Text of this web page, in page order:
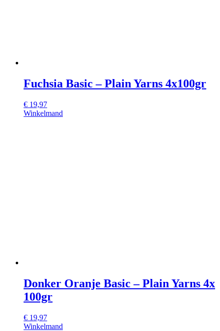
Fuchsia Basic – Plain Yarns 4x100gr
€ 19,97
Winkelmand
Donker Oranje Basic – Plain Yarns 4x
100gr
€ 19,97
Winkelmand